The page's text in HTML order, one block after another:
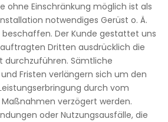
ohne Einschränkung möglich ist als
notwendiges Gerüst o. Ä.
Der Kunde gestattet uns
Dritten ausdrücklich die
durchzuführen. Sämtliche
Fristen verlängern sich um den
durch vom
verzögert werden.
oder Nutzungsausfälle, die